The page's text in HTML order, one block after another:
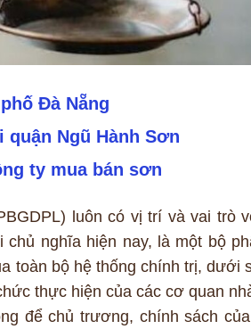
Đà Nẵng
Ngũ Hành Sơn
ty mua bán sơn
luôn có vị trí và vai trò
nghĩa hiện nay, là một bộ
toàn bộ hệ thống chính trị, dưới
thực hiện của các cơ quan
để chủ trương, chính sách